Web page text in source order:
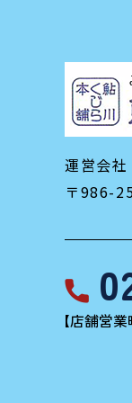
運営会
〒986-
【店舗営